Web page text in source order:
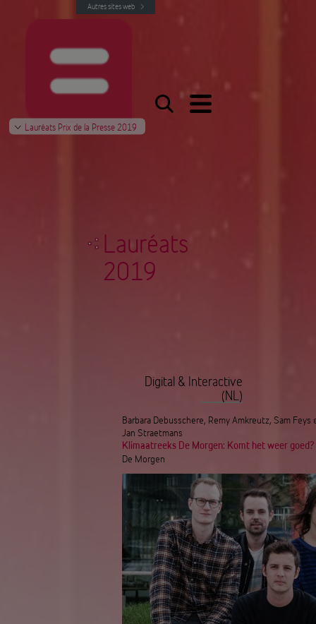
Autres sites web
Lauréats Prix de la Presse 2019
Lauréats
2019
Digital & Interactive
(NL)
Barbara Debusschere, Remy Amkreutz, Sam Feys
Jan Straetmans
Klimaatreeks De Morgen: Komt het weer goed?
De Morgen